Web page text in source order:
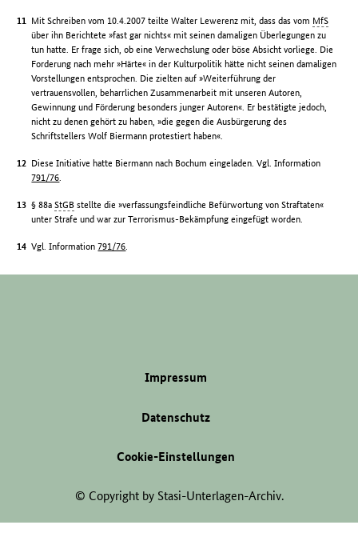
Mit Schreiben vom 10.4.2007 teilte Walter Lewerenz mit, dass das vom MfS
über ihn Berichtete »fast gar nichts« mit seinen damaligen Überlegungen zu
tun hatte. Er frage sich, ob eine Verwechslung oder böse Absicht vorliege. Die
Forderung nach mehr »Härte« in der Kulturpolitik hätte nicht seinen damaligen
Vorstellungen entsprochen. Die zielten auf »Weiterführung der
vertrauensvollen, beharrlichen Zusammenarbeit mit unseren Autoren,
Gewinnung und Förderung besonders junger Autoren«. Er bestätigte jedoch,
nicht zu denen gehört zu haben, »die gegen die Ausbürgerung des
Schriftstellers Wolf Biermann protestiert haben«.
Diese Initiative hatte Biermann nach Bochum eingeladen. Vgl. Information
791/76
§ 88aStGB stellte die »verfassungsfeindliche Befürwortung von Straftaten«
unter Strafe und war zur Terrorismus-Bekämpfung eingefügt worden.
Vgl. Information791/76
Impressum
Datenschutz
Cookie-Einstellungen
© Copyright by Stasi-Unterlagen-Archiv.